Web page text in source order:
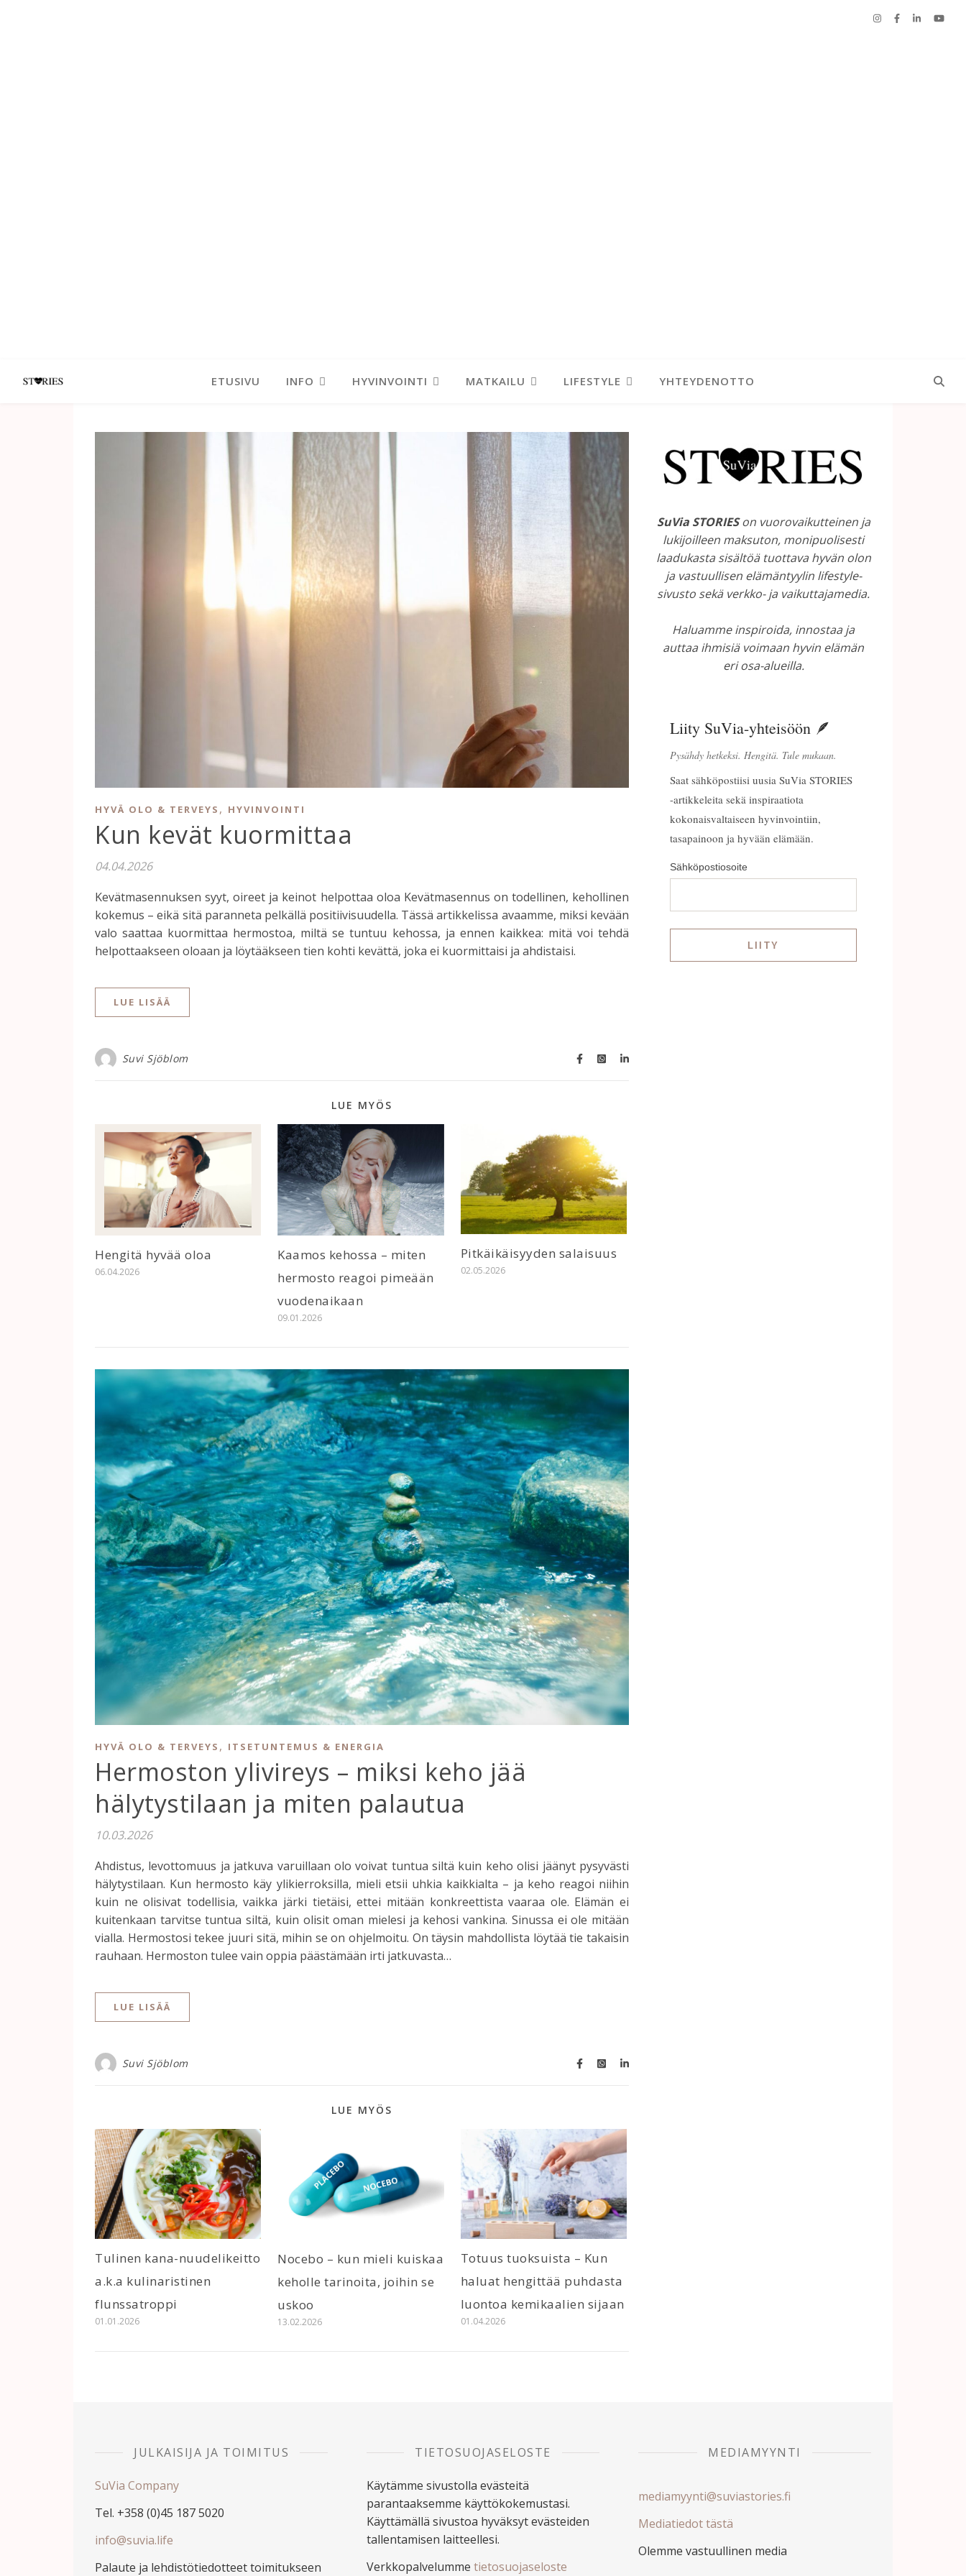
ETUSIVU INFO HYVINVOINTI MATKAILU LIFESTYLE YHTEYDENOTTO
HYVÄ OLO & TERVEYS , HYVINVOINTI
Kun kevät kuormittaa
04.04.2026
Kevätmasennuksen syyt, oireet ja keinot helpottaa oloa Kevätmasennus on todellinen, kehollinen
kokemus – eikä sitä paranneta pelkällä positiivisuudella. Tässä artikkelissa avaamme, miksi kevään
valo saattaa kuormittaa hermostoa, miltä se tuntuu kehossa, ja ennen kaikkea: mitä voi tehdä
helpottaakseen oloaan ja löytääkseen tien kohti kevättä, joka ei kuormittaisi ja ahdistaisi.
LUE LISÄÄ
Suvi Sjöblom
LUE MYÖS
Hengitä hyvää oloa
06.04.2026
Kaamos kehossa – miten
hermosto reagoi pimeään
vuodenaikaan
09.01.2026
Pitkäikäisyyden salaisuus
02.05.2026
HYVÄ OLO & TERVEYS , ITSETUNTEMUS & ENERGIA
Hermoston ylivireys – miksi keho jää
hälytystilaan ja miten palautua
10.03.2026
Ahdistus, levottomuus ja jatkuva varuillaan olo voivat tuntua siltä kuin keho olisi jäänyt pysyvästi
hälytystilaan. Kun hermosto käy ylikierroksilla, mieli etsii uhkia kaikkialta – ja keho reagoi niihin
kuin ne olisivat todellisia, vaikka järki tietäisi, ettei mitään konkreettista vaaraa ole. Elämän ei
kuitenkaan tarvitse tuntua siltä, kuin olisit oman mielesi ja kehosi vankina. Sinussa ei ole mitään
vialla. Hermostosi tekee juuri sitä, mihin se on ohjelmoitu. On täysin mahdollista löytää tie takaisin
rauhaan. Hermoston tulee vain oppia päästämään irti jatkuvasta…
LUE LISÄÄ
Suvi Sjöblom
LUE MYÖS
Tulinen kana-nuudelikeitto
a.k.a kulinaristinen
flunssatroppi
01.01.2026
Nocebo – kun mieli kuiskaa
keholle tarinoita, joihin se
uskoo
13.02.2026
Totuus tuoksuista – Kun
haluat hengittää puhdasta
luontoa kemikaalien sijaan
01.04.2026
SuVia STORIESon vuorovaikutteinen ja
lukijoilleen maksuton, monipuolisesti
laadukasta sisältöä tuottava hyvän olon
ja vastuullisen elämäntyylin lifestyle-
sivusto sekä verkko- ja vaikuttajamedia.
Haluamme inspiroida, innostaa ja
auttaa ihmisiä voimaan hyvin elämän
eri osa-alueilla.
Liity SuVia-yhteisöön 🪶
Pysähdy hetkeksi. Hengitä. Tule mukaan.
Saat sähköpostiisi uusia SuVia STORIES
-artikkeleita sekä inspiraatiota
kokonaisvaltaiseen hyvinvointiin,
tasapainoon ja hyvään elämään.
Sähköpostiosoite
JULKAISIJA JA TOIMITUS
SuVia Company
Tel. +358 (0)45 187 5020
info@suvia.life
Palaute ja lehdistötiedotteet toimitukseen
TIETOSUOJASELOSTE
Käytämme sivustolla evästeitä
parantaaksemme käyttökokemustasi.
Käyttämällä sivustoa hyväksyt evästeiden
tallentamisen laitteellesi.
Verkkopalvelumme tietosuojaseloste
MEDIAMYYNTI
mediamyynti@suviastories.fi
Mediatiedot tästä
Olemme vastuullinen media